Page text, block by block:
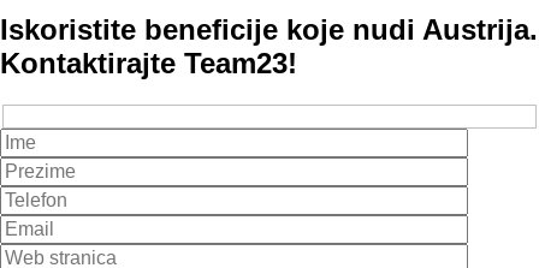
Iskoristite beneficije koje nudi Austrija.
Kontaktirajte Team23!